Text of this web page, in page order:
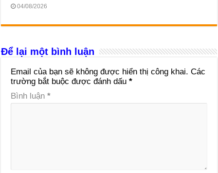
04/08/2026
Để lại một bình luận
Email của bạn sẽ không được hiển thị công khai. Các
trường bắt buộc được đánh dấu*
Bình luận*